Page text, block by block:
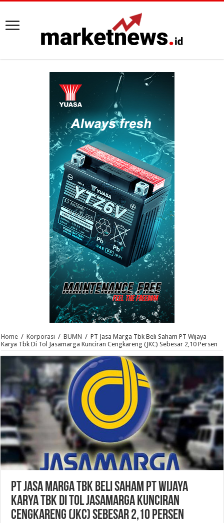
Home / Korporasi / BUMN / PT Jasa Marga Tbk Beli Saham PT Wijaya
Karya Tbk Di Tol Jasamarga Kunciran Cengkareng (JKC) Sebesar 2,10 Persen
PT Jasa Marga Tbk Beli Saham PT Wijaya
Karya Tbk Di Tol Jasamarga Kunciran
Cengkareng (JKC) Sebesar 2,10 Persen